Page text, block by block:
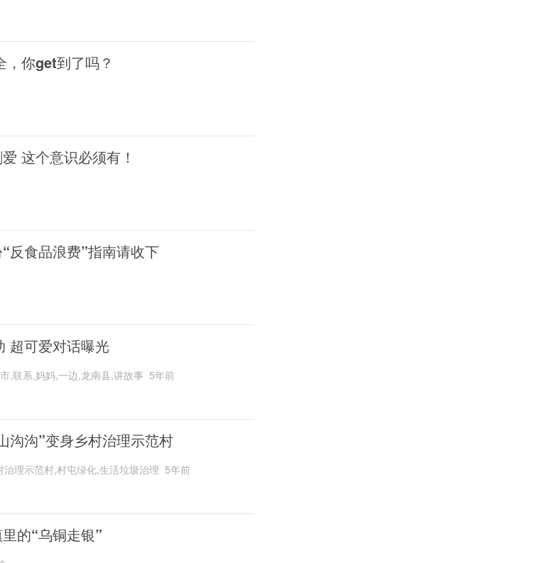
你get到了吗？
这个意识必须有！
反食品浪费”指南请收下
超可爱对话曝光
,联系,妈妈,一边,龙南县,讲故事 5年前
沟沟”变身乡村治理示范村
理示范村,村屯绿化,生活垃圾治理 5年前
的“乌铜走银”